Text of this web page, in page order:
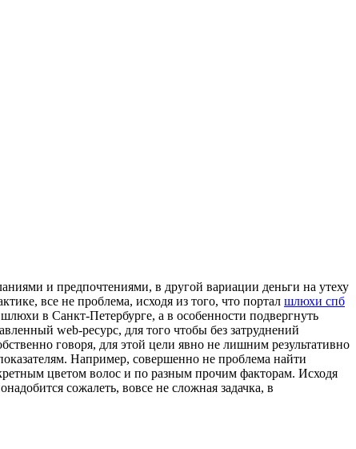
и предпочтениями, в другой вариации деньги на утеху
все не проблема, исходя из того, что портал шлюхи спб
в Санкт-Петербурге, а в особенности подвергнуть
web-ресурс, для того чтобы без затруднений
говоря, для этой цели явно не лишним результативно
Например, совершенно не проблема найти
цветом волос и по разным прочим факторам. Исходя
сожалеть, вовсе не сложная задачка, в